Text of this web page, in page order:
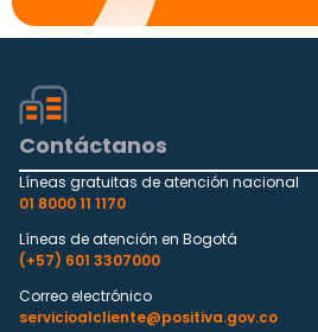
Contáctanos
Líneas gratuitas de atención nacional
01 8000 11 1170
Líneas de atención en Bogotá
(+57) 601 3307000
Correo electrónico
servicioalcliente@positiva.gov.co